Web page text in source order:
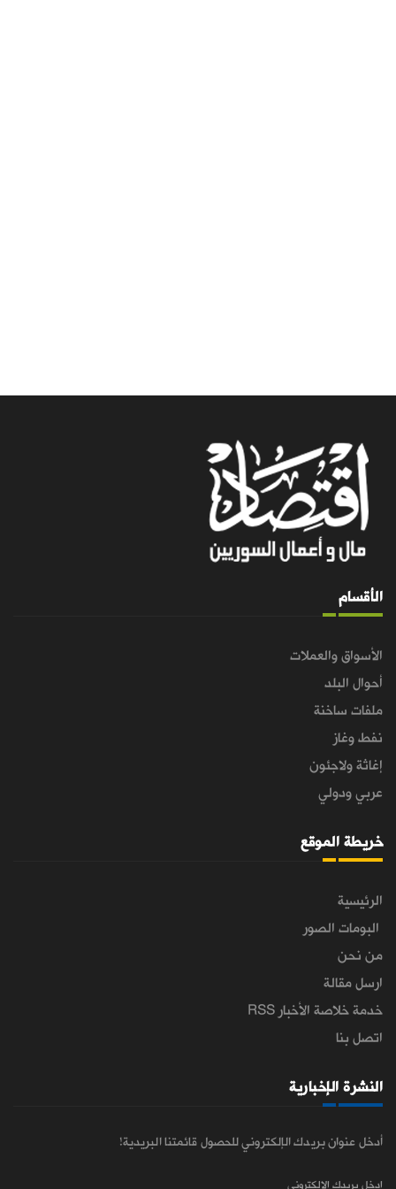
الأقسام
الأسواق والعملات
أحوال البلد
ملفات ساخنة
نفط وغاز
إغاثة ولاجئون
عربي ودولي
خريطة الموقع
الرئيسية
البومات الصور
من نحن
ارسل مقالة
خدمة خلاصة الأخبار RSS
اتصل بنا
النشرة الإخبارية
أدخل عنوان بريدك الإلكتروني للحصول قائمتنا البريدية!